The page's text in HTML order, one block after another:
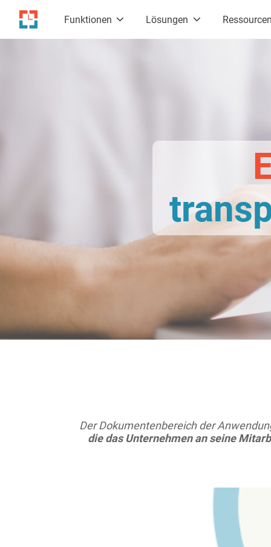
Funktionen Lösungen
Der Dokumentenbereich der
die das Unternehmen an seine